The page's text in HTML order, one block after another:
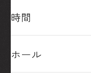
時間
ホール